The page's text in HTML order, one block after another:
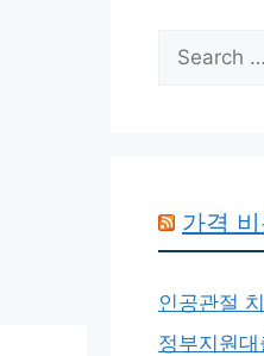
Search
for:
가격
인공관절
정부지원